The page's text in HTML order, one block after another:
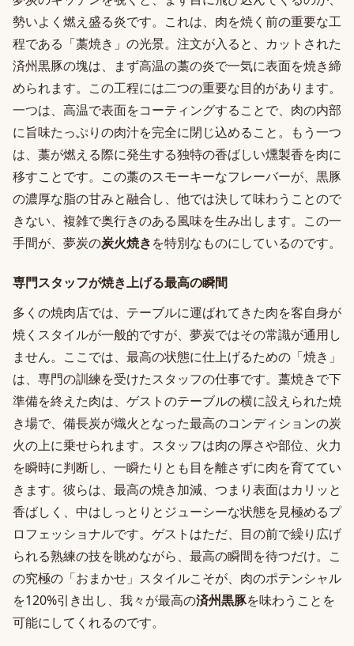
勢いよく燃え盛る炎です。これは、肉を焼く前の重要な工
程である「藁焼き」の光景。注文が入ると、カットされた
済州黒豚の塊は、まず高温の藁の炎で一気に表面を焼き締
められます。この工程には二つの重要な目的があります。
一つは、高温で表面をコーティングすることで、肉の内部
に旨味たっぷりの肉汁を完全に閉じ込めること。もう一つ
は、藁が燃える際に発生する独特の香ばしい燻製香を肉に
移すことです。この藁のスモーキーなフレーバーが、黒豚
の濃厚な脂の甘みと融合し、他では決して味わうことので
きない、複雑で奥行きのある風味を生み出します。この一
手間が、夢炭の炭火焼きを特別なものにしているのです。
専門スタッフが焼き上げる最高の瞬間
多くの焼肉店では、テーブルに運ばれてきた肉を客自身が
焼くスタイルが一般的ですが、夢炭ではその常識が通用し
ません。ここでは、最高の状態に仕上げるための「焼き」
は、専門の訓練を受けたスタッフの仕事です。藁焼きで下
準備を終えた肉は、ゲストのテーブルの横に設えられた焼
き場で、備長炭が熾火となった最高のコンディションの炭
火の上に乗せられます。スタッフは肉の厚さや部位、火力
を瞬時に判断し、一瞬たりとも目を離さずに肉を育ててい
きます。彼らは、最高の焼き加減、つまり表面はカリッと
香ばしく、中はしっとりとジューシーな状態を見極めるプ
ロフェッショナルです。ゲストはただ、目の前で繰り広げ
られる熟練の技を眺めながら、最高の瞬間を待つだけ。こ
の究極の「おまかせ」スタイルこそが、肉のポテンシャル
を120%引き出し、我々が最高の済州黒豚を味わうことを
可能にしてくれるのです。